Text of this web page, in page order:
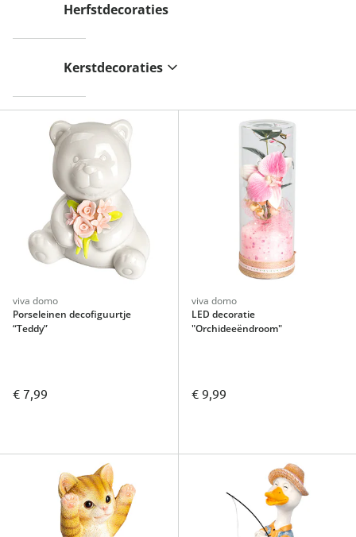
Herfstdecoraties
Kerstdecoraties
viva domo
Porseleinen decofiguurtje
“Teddy”
€ 7,99
viva domo
LED decoratie
"Orchideeëndroom"
€ 9,99